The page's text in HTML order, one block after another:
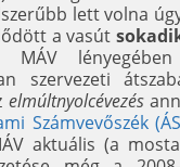
lett volna
a vasút
MÁV
szervezeti
elmúltnyolcévezés
Számvevőszék
aktuális (a